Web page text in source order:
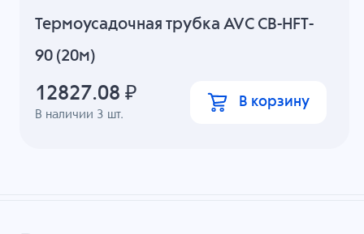
Термоусадочная трубка AVC CB-HFT-
90 (20м)
В наличии 3 шт.
12827.08 ₽ В корзину